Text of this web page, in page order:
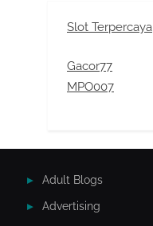
Slot Terpercaya
Gacor77
MPO007
Adult Blogs
Advertising